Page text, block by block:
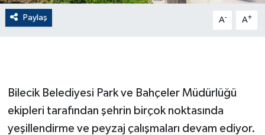
Paylaş A- A+
Bilecik Belediyesi Park ve Bahçeler Müdürlüğü
ekipleri tarafından şehrin birçok noktasında
yeşillendirme ve peyzaj çalışmaları devam ediyor.
English News
Gayrimenkul
GENEL